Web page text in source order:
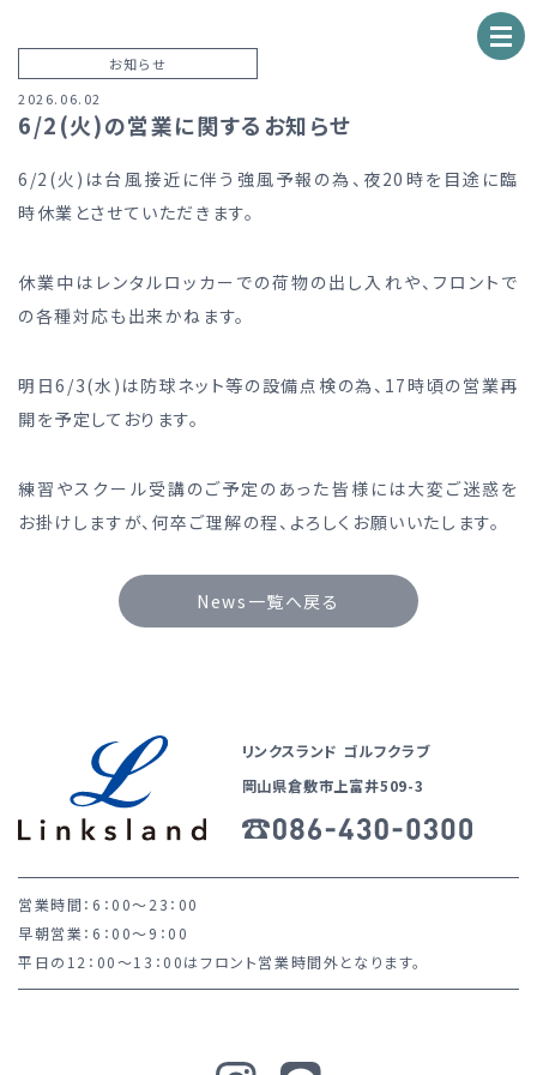
お知らせ
2026.06.02
6/2(火)の営業に関するお知らせ
6/2(火)は台風接近に伴う強風予報の為、夜20時を目途に臨
時休業とさせていただきます。
休業中はレンタルロッカーでの荷物の出し入れや、フロントで
の各種対応も出来かねます。
明日6/3(水)は防球ネット等の設備点検の為、17時頃の営業再
開を予定しております。
練習やスクール受講のご予定のあった皆様には大変ご迷惑を
お掛けしますが、何卒ご理解の程、よろしくお願いいたします。
News一覧へ戻る
リンクスランド ゴルフクラブ
岡山県倉敷市上富井509-3
営業時間：6：00～23：00
早朝営業：6：00～9：00
平日の12：00～13：00はフロント営業時間外となります。